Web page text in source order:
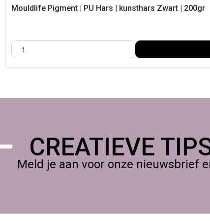
Mouldlife Pigment | PU Hars | kunsthars Zwart | 200gr
CREATIEVE
Meld je aan voor onze nieuwsbrief